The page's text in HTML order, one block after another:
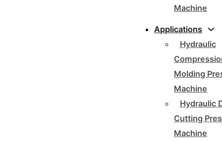
Machine
Applications
Hydraulic
Molding
Machine
Hydraulic
Cutting
Machine